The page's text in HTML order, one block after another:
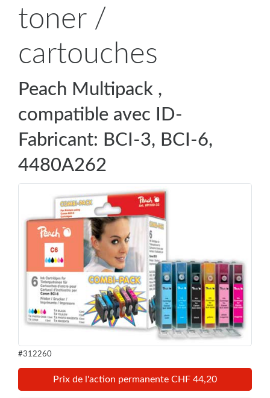
toner /
cartouches
Peach Multipack ,
compatible avec ID-
Fabricant: BCI-3, BCI-6,
4480A262
#312260
Prix de l'action permanente CHF 44,20